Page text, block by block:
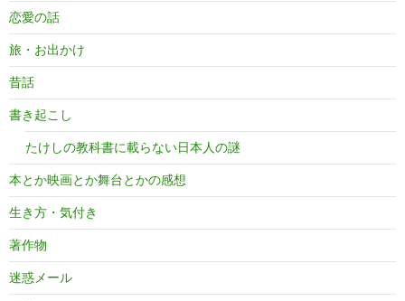
恋愛の話
旅・お出かけ
昔話
書き起こし
たけしの教科書に載らない日本人の謎
本とか映画とか舞台とかの感想
生き方・気付き
著作物
迷惑メール